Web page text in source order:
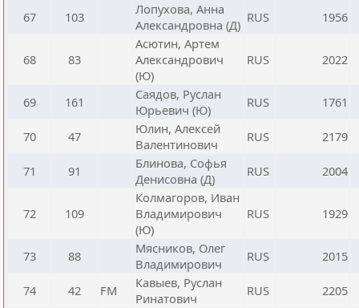
67 103
Лопухова, Анна
Александровна (Д) RUS 1956
68 83
Асютин, Артем
Александрович
(Ю)
RUS 2022
69 161
Саядов, Руслан
Юрьевич (Ю)
RUS 1761
70 47
Юлин, Алексей
Валентинович
RUS 2179
71 91
Блинова, Софья
Денисовна (Д)
RUS 2004
72 109
Колмагоров, Иван
Владимирович
(Ю)
RUS 1929
73 88
Мясников, Олег
Владимирович
RUS 2015
74 42 FM
Кавыев, Руслан
Ринатович
RUS 2205